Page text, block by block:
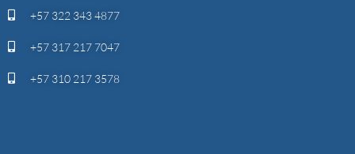
+57 322 343 4877
+57 317 217 7047
+57 310 217 3578